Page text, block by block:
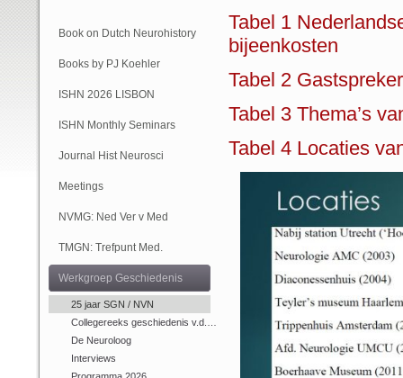
Book on Dutch Neurohistory
Books by PJ Koehler
ISHN 2026 LISBON
ISHN Monthly Seminars
(Online)
Journal Hist Neurosci
Meetings
NVMG: Ned Ver v Med
Geschiedenis
TMGN: Trefpunt Med.
Geschiedenis
Werkgroep Geschiedenis
NVN
25 jaar SGN / NVN
Collegereeks geschiedenis v.d.…
De Neuroloog
Interviews
Tabel 1
bijeenkosten
Tabel 2
Tabel 3 Thema’s
Tabel 4 Locaties